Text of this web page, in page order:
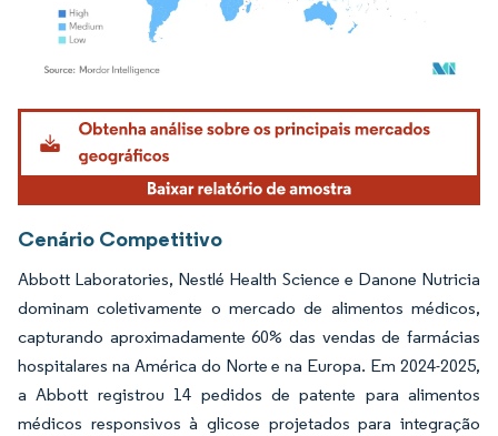
Imagem © Mordor Intelligence. O reuso requer atribuição conforme CC BY 4.0.
Cenário Competitivo
Abbott Laboratories, Nestlé Health Science e Danone Nutricia
dominam coletivamente o mercado de alimentos médicos,
capturando aproximadamente 60% das vendas de farmácias
hospitalares na América do Norte e na Europa. Em 2024-2025,
a Abbott registrou 14 pedidos de patente para alimentos
médicos responsivos à glicose projetados para integração